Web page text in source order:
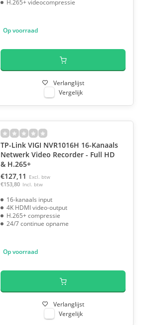
H.265+ videocompressie
Op voorraad
Verlanglijst
Vergelijk
TP-Link VIGI NVR1016H 16-Kanaals
Netwerk Video Recorder - Full HD
& H.265+
€127,11 Excl. btw
€153,80 Incl. btw
16-kanaals input
4K HDMI video-output
H.265+ compressie
24/7 continue opname
Op voorraad
Verlanglijst
Vergelijk